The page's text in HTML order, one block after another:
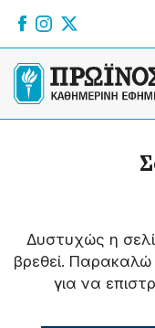
Δυστυχώς η
βρεθεί.
για να